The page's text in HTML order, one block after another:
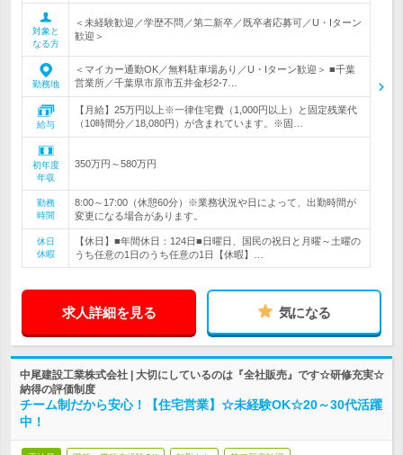
対象と
なる方
＜未経験歓迎／学歴不問／第二新卒／既卒者応募可／U・Iターン
歓迎＞
勤務地
＜マイカー通勤OK／無料駐車場あり／U・Iターン歓迎＞ ■千葉
営業所／千葉県市原市五井金杉2-7…
給与
【月給】25万円以上※一律住宅費（1,000円以上）と固定残業代
（10時間分／18,080円）が含まれています。※固…
初年度
年収
350万円～580万円
勤務
時間
8:00～17:00（休憩60分）※業務状況や日によって、出勤時間が
変更になる場合があります。
休日
休暇
【休日】■年間休日：124日■日曜日、国民の祝日と月曜～土曜の
うち任意の1日のうち任意の1日【休暇】…
求人詳細を見る 気になる
中尾建設工業株式会社 | 大切にしているのは『全社販売』です☆研修充実☆
納得の評価制度
チーム制だから安心！【住宅営業】☆未経験OK☆20～30代活躍
中！